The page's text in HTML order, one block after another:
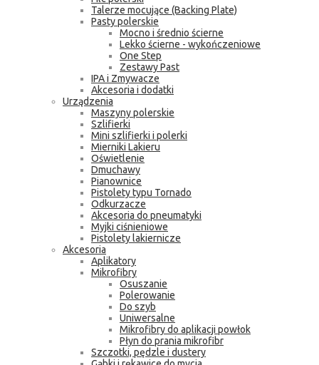
Talerze mocujące (Backing Plate)
Pasty polerskie
Mocno i średnio ścierne
Lekko ścierne - wykończeniowe
One Step
Zestawy Past
IPA i Zmywacze
Akcesoria i dodatki
Urządzenia
Maszyny polerskie
Szlifierki
Mini szlifierki i polerki
Mierniki Lakieru
Oświetlenie
Dmuchawy
Pianownice
Pistolety typu Tornado
Odkurzacze
Akcesoria do pneumatyki
Myjki ciśnieniowe
Pistolety lakiernicze
Akcesoria
Aplikatory
Mikrofibry
Osuszanie
Polerowanie
Do szyb
Uniwersalne
Mikrofibry do aplikacji powłok
Płyn do prania mikrofibr
Szczotki, pędzle i dustery